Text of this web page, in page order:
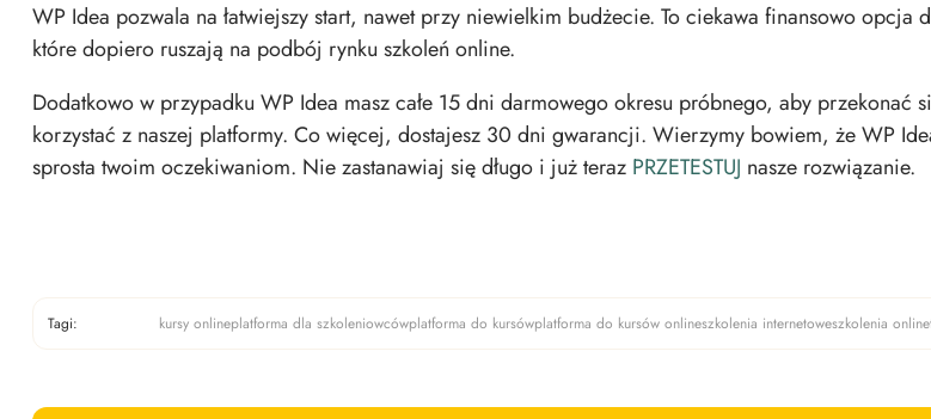
WP Idea pozwala na łatwiejszy start, nawet przy niewielkim budżecie. To ciekawa finansowo opcja
które dopiero ruszają na podbój rynku szkoleń online.
Dodatkowo w przypadku WP Idea masz całe 15 dni darmowego okresu próbnego, aby przekonać
korzystać z naszej platformy. Co więcej, dostajesz 30 dni gwarancji. Wierzymy bowiem, że WP
sprosta twoim oczekiwaniom. Nie zastanawiaj się długo i już teraz PRZETESTUJ nasze rozwiązanie.
Tagi: kursy onlineplatforma dla szkoleniowcówplatforma do kursówplatforma do kursów onlineszkolenia internetoweszkolenia online